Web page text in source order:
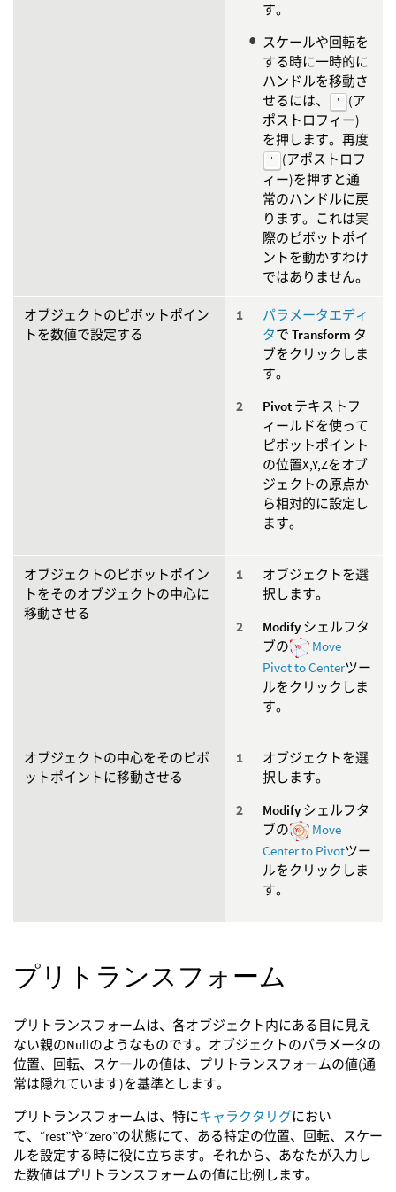
す。
スケールや回転を
する時に一時的に
ハンドルを移動さ
せるには、
'
(ア
ポストロフィー)
を押します。再度
'
(アポストロフ
ィー)を押すと通
常のハンドルに戻
ります。これは実
際のピボットポイ
ントを動かすわけ
ではありません。
オブジェクトのピボットポイン
トを数値で設定する
パラメータエディ
タで Transform タ
ブをクリックしま
す。
Pivot テキストフ
ィールドを使って
ピボットポイント
の位置X,Y,Zをオブ
ジェクトの原点か
ら相対的に設定し
ます。
オブジェクトのピボットポイン
トをそのオブジェクトの中心に
移動させる
オブジェクトを選
択します。
Modify シェルフタ
ブの
Move
Pivot to Centerツー
ルをクリックしま
す。
オブジェクトの中心をそのピボ
ットポイントに移動させる
オブジェクトを選
択します。
Modify シェルフタ
ブの
Move
Center to Pivotツー
ルをクリックしま
す。
プリトランスフォーム
プリトランスフォームは、各オブジェクト内にある目に見え
ない親のNullのようなものです。オブジェクトのパラメータの
位置、回転、スケールの値は、プリトランスフォームの値(通
常は隠れています)を基準とします。
プリトランスフォームは、特にキャラクタリグにおい
て、“rest”や“zero”の状態にて、ある特定の位置、回転、スケー
ルを設定する時に役に立ちます。それから、あなたが入力し
た数値はプリトランスフォームの値に比例します。